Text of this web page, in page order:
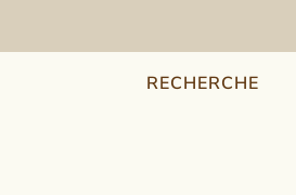
RECHERCHE